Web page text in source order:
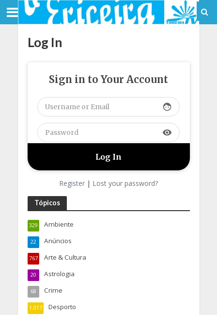
Log In
Sign in to Your Account
face
visibility
Register | Lost your password?
Tópicos
Ambiente
329
Anúncios
22
Arte & Cultura
767
Astrologia
20
Crime
68
Desporto
1.017